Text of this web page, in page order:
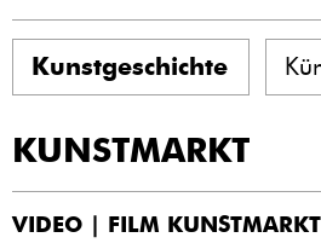
Kunstgeschichte
KUNSTMARKT
VIDEO | FILM KUNSTMARKT